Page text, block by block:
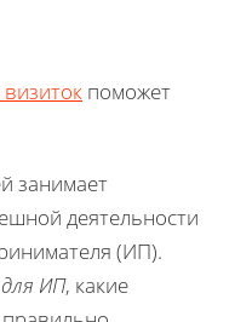
визиток поможет
занимает
деятельности
(ИП).
ИП, какие